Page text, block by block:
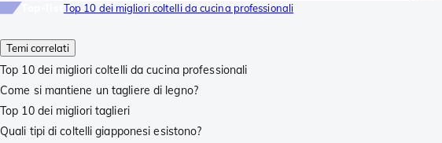
Temi correlati
Top 10 dei migliori coltelli da cucina professionali
Come si mantiene un tagliere di legno?
Top 10 dei migliori taglieri
Quali tipi di coltelli giapponesi esistono?
Top 10 dei migliori coltelli da cucina professionali